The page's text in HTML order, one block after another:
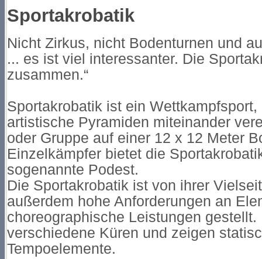
Sportakrobatik
Nicht Zirkus, nicht Bodenturnen und
... es ist viel interessanter. Die
zusammen.“
Sportakrobatik ist ein
artistische Pyramiden miteinander
oder Gruppe auf einer 12 x 12 Meter
Einzelkämpfer bietet die
sogenannte Podest.
Die Sportakrobatik ist von ihrer
außerdem hohe Anforderungen an
choreographische Leistungen
verschiedene Küren und zeigen
Tempoelemente.